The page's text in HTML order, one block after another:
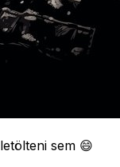
sem 😄